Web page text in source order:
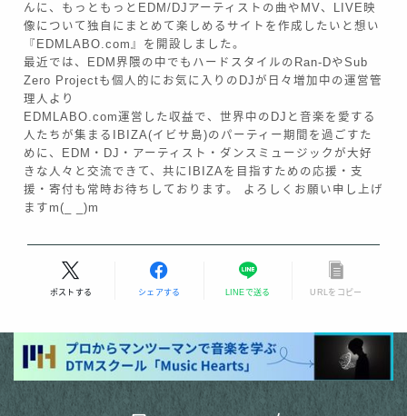
Follow Me
んに、もっともっとEDM/DJアーティストの曲やMV、LIVE映
像について独自にまとめて楽しめるサイトを作成したいと想い
『EDMLABO.com』を開設しました。
最近では、EDM界隈の中でもハードスタイルのRan-DやSub
Zero Projectも個人的にお気に入りのDJが日々増加中の運営管
理人より
EDMLABO.com運営した収益で、世界中のDJと音楽を愛する
人たちが集まるIBIZA(イビサ島)のパーティー期間を過ごすた
めに、EDM・DJ・アーティスト・ダンスミュージックが大好
きな人々と交流できて、共にIBIZAを目指すための応援・支
援・寄付も常時お待ちしております。 よろしくお願い申し上げ
ますm(_ _)m
ポストする シェアする LINEで送る URLをコピー